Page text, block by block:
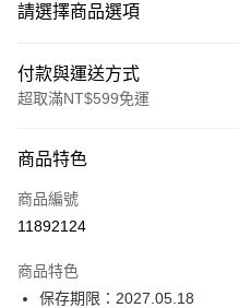
請選擇商品選項
付款與運送方式
超取滿NT$599免運
信用卡一次付款
超商取貨付款
Apple Pay
商品特色
商品編號
11892124
商品特色
保存期限：2027.05.18